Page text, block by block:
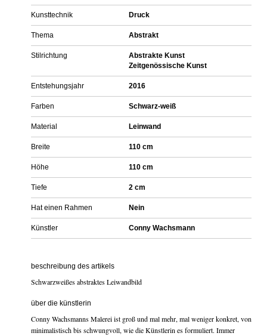
Kunsttechnik Druck
Thema Abstrakt
Stilrichtung
Abstrakte Kunst
Zeitgenössische Kunst
Entstehungsjahr 2016
Farben Schwarz-weiß
Material Leinwand
Breite 110 cm
Höhe 110 cm
Tiefe 2 cm
Hat einen Rahmen Nein
Künstler Conny Wachsmann
beschreibung des artikels
Schwarzweißes abstraktes Leiwandbild
über die künstlerin
Conny Wachsmanns Malerei ist groß und mal mehr, mal weniger konkret, von
minimalistisch bis schwungvoll, wie die Künstlerin es formuliert. Immer